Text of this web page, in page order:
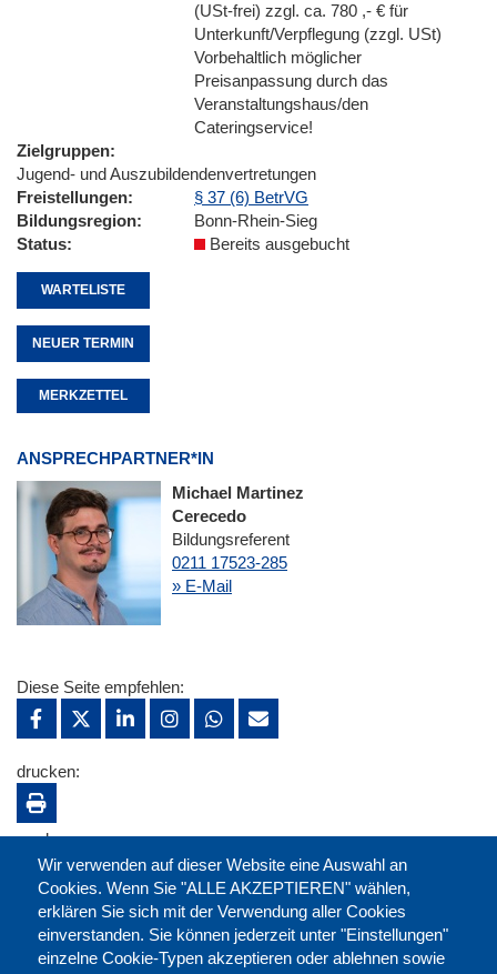
(USt-frei) zzgl. ca. 780 ,- € für
Unterkunft/Verpflegung (zzgl. USt)
Vorbehaltlich möglicher
Preisanpassung durch das
Veranstaltungshaus/den
Cateringservice!
Zielgruppen
Jugend- und Auszubildendenvertretungen
Freistellungen
§ 37 (6) BetrVG
Bildungsregion
Bonn-Rhein-Sieg
Status
Bereits ausgebucht
WARTELISTE
NEUER TERMIN
MERKZETTEL
ANSPRECHPARTNER*IN
Michael Martinez
Cerecedo
Bildungsreferent
0211 17523-285
» E-Mail
Wir verwenden auf dieser Website eine Auswahl an
Cookies. Wenn Sie "ALLE AKZEPTIEREN" wählen,
erklären Sie sich mit der Verwendung aller Cookies
einverstanden. Sie können jederzeit unter "Einstellungen"
einzelne Cookie-Typen akzeptieren oder ablehnen sowie
Diese Seite empfehlen:
drucken:
merken: